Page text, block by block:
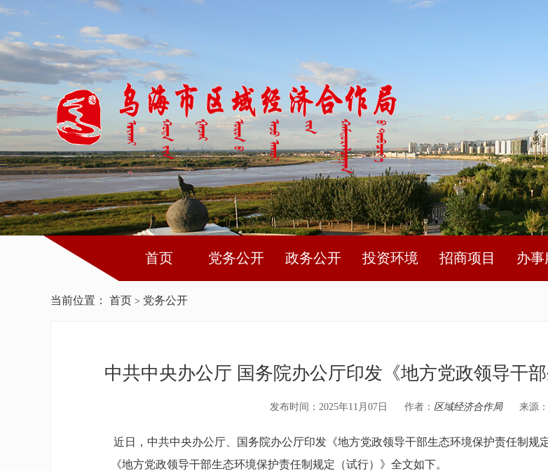
首页 党务公开 政务公开 投资环境 招商项目 办事
当前位置： 首页 > 党务公开
中共中央办公厅 国务院办公厅印发《地方党政领导干
发布时间：2025年11月07日 作者： 区域经济合作局 来源：
近日，中共中央办公厅、国务院办公厅印发《地方党政领导干部生态环境保护责任制规
《地方党政领导干部生态环境保护责任制规定（试行）》全文如下。